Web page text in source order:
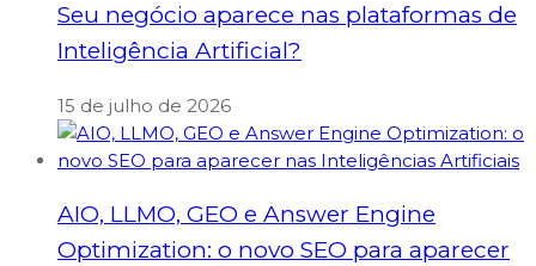
Seu negócio aparece nas plataformas de
Inteligência Artificial?
15 de julho de 2026
AIO, LLMO, GEO e Answer Engine
Optimization: o novo SEO para aparecer